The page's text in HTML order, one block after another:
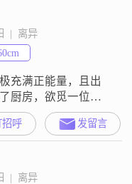
|  离异
充满正能量，且出
厨房，欲觅一位有
，有上进心，成熟
，非诚勿扰！！
招呼 发留言
|  离异